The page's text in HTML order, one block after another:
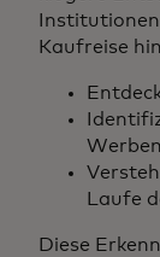
Kaufreise
Laufe
Diese